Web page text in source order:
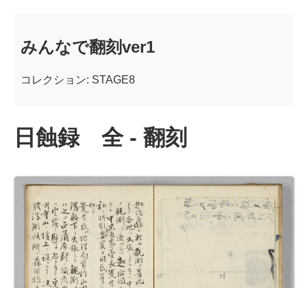
みんなで翻刻ver1
コレクション: STAGE8
日蝕録 全 - 翻刻